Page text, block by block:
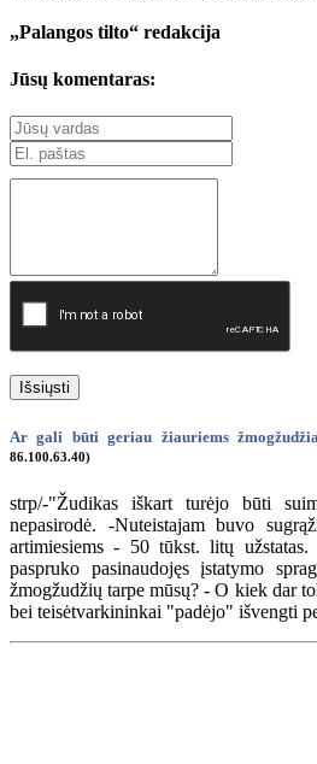
„Palangos tilto“ redakcija
Jūsų komentaras:
Išsiųsti
Ar gali būti geriau žiauriems
86.100.63.40)
strp/-"Žudikas iškart turėjo būti
nepasirodė. -Nuteistajam buvo
artimiesiems - 50 tūkst. litų
paspruko pasinaudojęs įstatymo
žmogžudžių tarpe mūsų? - O kiek dar
bei teisėtvarkininkai "padėjo" išvengti